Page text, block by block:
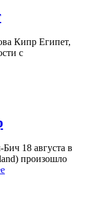
Кипр Египет,
с
18 августа в
произошло